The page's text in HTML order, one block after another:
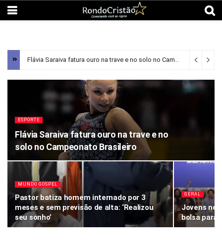
Flávia Saraiva fatura ouro na trave e no solo no Campeonato Brasileiro
ESPORTE
Flávia Saraiva fatura ouro na trave e no
solo no Campeonato Brasileiro
MUNDO GOSPEL
Pastor batiza homem internado por 3
meses e sem previsão de alta: ‘Realizou
seu sonho’
GERAL
Jovens
bolsa para